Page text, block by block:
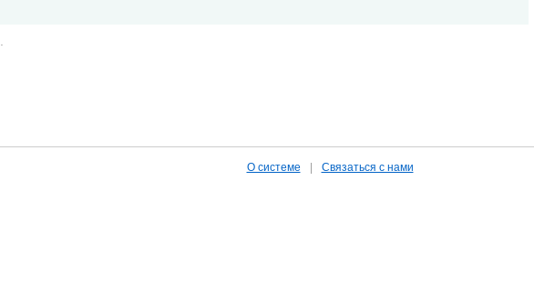
О системе Связаться с нами